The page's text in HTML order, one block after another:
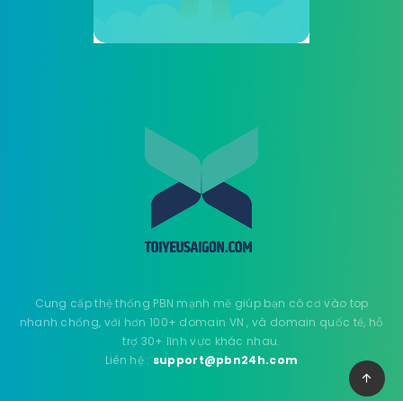
Cung cấp thệ thống PBN mạnh mẽ giúp bạn có cơ vào top
nhanh chống, với hơn 100+ domain VN , và domain quốc tế, hỗ
trợ 30+ lĩnh vực khác nhau.
Liên hệ : support@pbn24h.com